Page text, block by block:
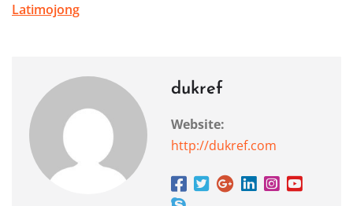
Latimojong
dukref
Website:
http://dukref.com